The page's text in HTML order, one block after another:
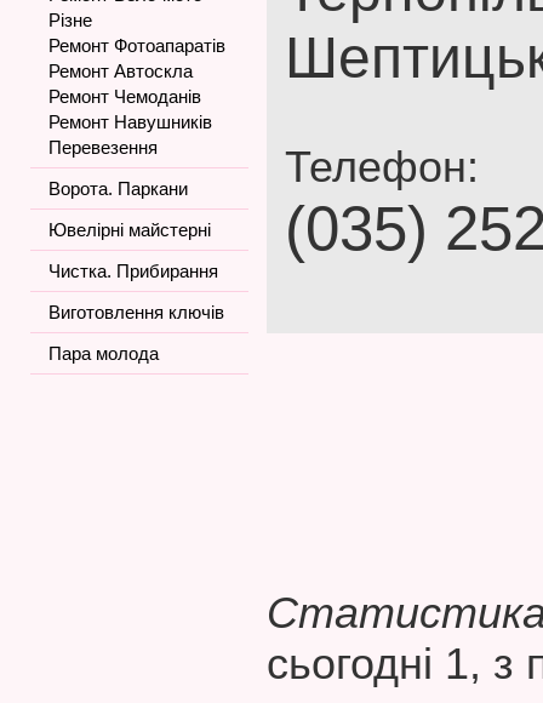
Різне
Ремонт Фотоапаратів
Ремонт Автоскла
Ремонт Чемоданів
Ремонт Навушників
Перевезення
Ворота. Паркани
Ювелірні майстерні
Чистка. Прибирання
Виготовлення ключів
Пара молода
Телефон:
(035)
Статистика
сьогодні 1, з